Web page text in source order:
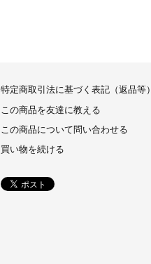
特定商取引法に基づく表記（返品等）
この商品を友達に教える
この商品について問い合わせる
買い物を続ける